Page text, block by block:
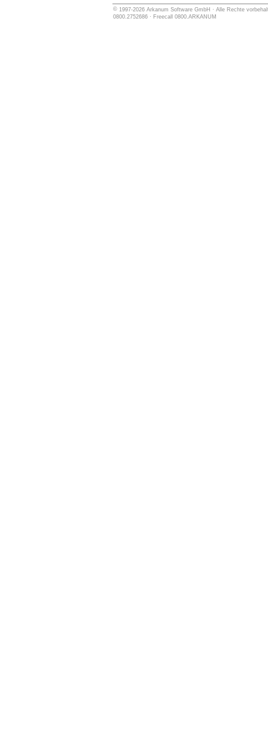
© 1997-2026 Arkanum Software GmbH · Alle Rechte
0800.2752686 · Freecall 0800.ARKANUM